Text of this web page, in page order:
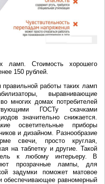
ламп. Стоимость хорошего
150 рублей.
работы таких ламп
выравнивающие
многих домах потребителей
ГОСТу скачками
значительно снижается.
осветительные приборы
и дизайном. Разнообразие
свечи, просто круглая,
на таблетку и другие. Такой
к любому интерьеру. В
прозрачные лампы, для
задумки поможет матовое
обеспечивающее равномерный